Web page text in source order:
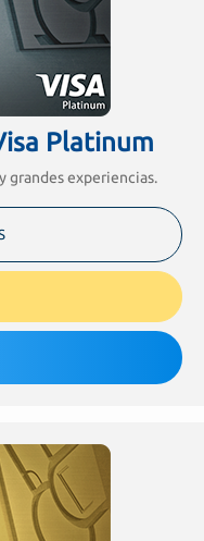
Platinum
grandes experiencias.